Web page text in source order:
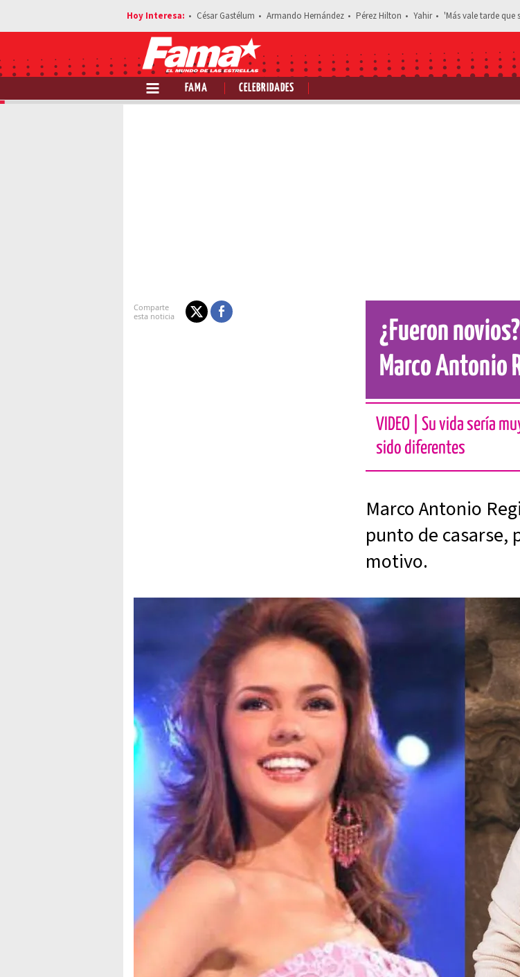
César Gastélum Armando Hernández Pérez Hilton Yahir 'Más vale tarde que
FAMA CELEBRIDADES
Estás
¿Fueron
Marco Antonio
VIDEO | Su vida sería
sido diferentes
Marco Antonio
punto de
motivo.